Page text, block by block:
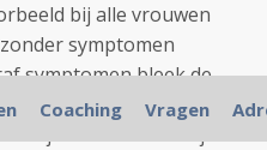
bij alle vrouwen
symptomen
symptomen bleek de
die wel invasieve
Coaching Vragen